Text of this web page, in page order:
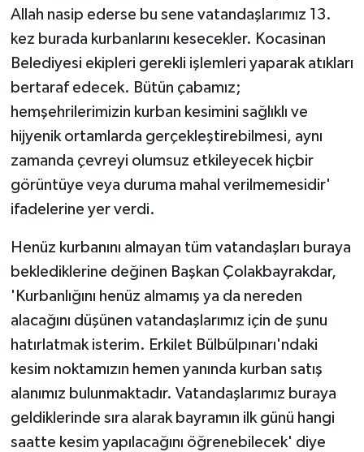
Allah nasip ederse bu sene vatandaşlarımız 13.
kez burada kurbanlarını kesecekler. Kocasinan
Belediyesi ekipleri gerekli işlemleri yaparak atıkları
bertaraf edecek. Bütün çabamız;
hemşehrilerimizin kurban kesimini sağlıklı ve
hijyenik ortamlarda gerçekleştirebilmesi, aynı
zamanda çevreyi olumsuz etkileyecek hiçbir
görüntüye veya duruma mahal verilmemesidir'
ifadelerine yer verdi.
Henüz kurbanını almayan tüm vatandaşları buraya
beklediklerine değinen Başkan Çolakbayrakdar,
'Kurbanlığını henüz almamış ya da nereden
alacağını düşünen vatandaşlarımız için de şunu
hatırlatmak isterim. Erkilet Bülbülpınarı'ndaki
kesim noktamızın hemen yanında kurban satış
alanımız bulunmaktadır. Vatandaşlarımız buraya
geldiklerinde sıra alarak bayramın ilk günü hangi
saatte kesim yapılacağını öğrenebilecek' diye